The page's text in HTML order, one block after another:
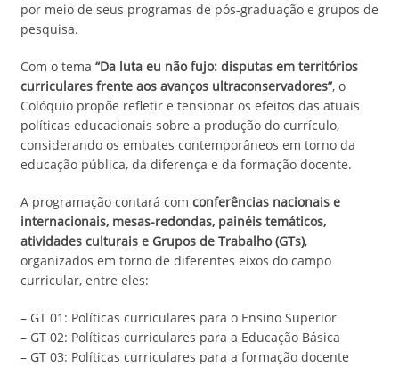
por meio de seus programas de pós-graduação e grupos de
pesquisa.
Com o tema “Da luta eu não fujo: disputas em territórios
curriculares frente aos avanços ultraconservadores”, o
Colóquio propõe refletir e tensionar os efeitos das atuais
políticas educacionais sobre a produção do currículo,
considerando os embates contemporâneos em torno da
educação pública, da diferença e da formação docente.
A programação contará com conferências nacionais e
internacionais, mesas-redondas, painéis temáticos,
atividades culturais e Grupos de Trabalho (GTs),
organizados em torno de diferentes eixos do campo
curricular, entre eles:
– GT 01: Políticas curriculares para o Ensino Superior
– GT 02: Políticas curriculares para a Educação Básica
– GT 03: Políticas curriculares para a formação docente